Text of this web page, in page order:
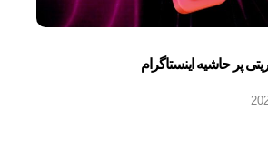
پر حاشیه اینستاگرام